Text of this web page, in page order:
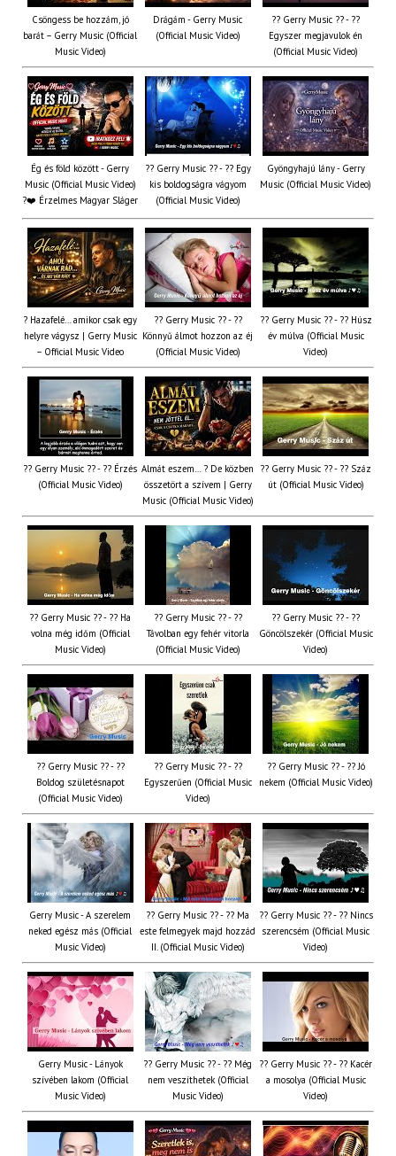
Csöngess be hozzám, jó
barát – Gerry Music (Official
Music Video)
Drágám - Gerry Music
(Official Music Video)
?? Gerry Music ?? - ??
Egyszer megjavulok én
(Official Music Video)
Ég és föld között - Gerry
Music (Official Music Video)
?❤️ Érzelmes Magyar Sláger
?? Gerry Music ?? - ?? Egy
kis boldogságra vágyom
(Official Music Video)
Gyöngyhajú lány - Gerry
Music (Official Music Video)
? Hazafelé… amikor csak egy
helyre vágysz | Gerry Music
– Official Music Video
?? Gerry Music ?? - ??
Könnyű álmot hozzon az éj
(Official Music Video)
?? Gerry Music ?? - ?? Húsz
év múlva (Official Music
Video)
?? Gerry Music ?? - ?? Érzés
(Official Music Video)
Almát eszem… ? De közben
összetört a szívem | Gerry
Music (Official Music Video)
?? Gerry Music ?? - ?? Száz
út (Official Music Video)
?? Gerry Music ?? - ?? Ha
volna még időm (Official
Music Video)
?? Gerry Music ?? - ??
Távolban egy fehér vitorla
(Official Music Video)
?? Gerry Music ?? - ??
Göncölszekér (Official Music
Video)
?? Gerry Music ?? - ??
Boldog születésnapot
(Official Music Video)
?? Gerry Music ?? - ??
Egyszerűen (Official Music
Video)
?? Gerry Music ?? - ?? Jó
nekem (Official Music Video)
Gerry Music - A szerelem
neked egész más (Official
Music Video)
?? Gerry Music ?? - ?? Ma
este felmegyek majd hozzád
II. (Official Music Video)
?? Gerry Music ?? - ?? Nincs
szerencsém (Official Music
Video)
Gerry Music - Lányok
szívében lakom (Official
Music Video)
?? Gerry Music ?? - ?? Még
nem veszíthetek (Official
Music Video)
?? Gerry Music ?? - ?? Kacér
a mosolya (Official Music
Video)